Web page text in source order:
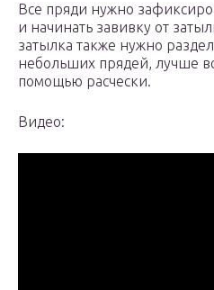
Все пряди нужно
и начинать завивку от
затылка также нужно
небольших прядей, лучше
помощью расчески.
Видео: